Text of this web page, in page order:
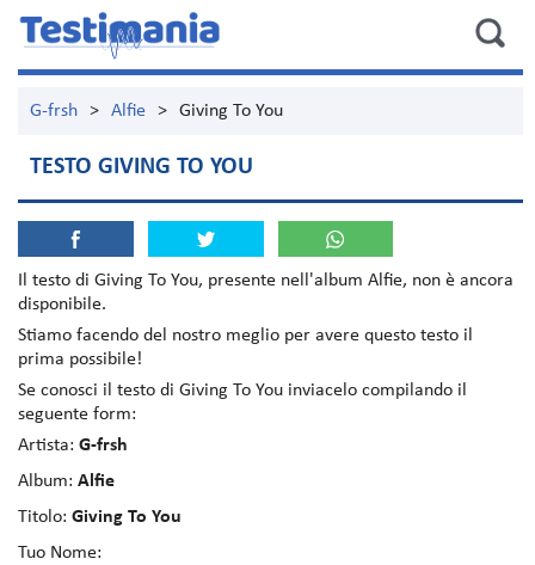
G-frsh > Alfie > Giving To You
TESTO GIVING TO YOU
Il testo di Giving To You, presente nell'album Alfie, non è ancora
disponibile.
Stiamo facendo del nostro meglio per avere questo testo il
prima possibile!
Se conosci il testo di Giving To You inviacelo compilando il
seguente form:
Artista: G-frsh
Album: Alfie
Titolo: Giving To You
Tuo Nome: